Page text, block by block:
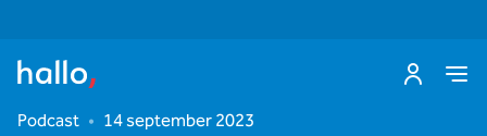
Podcast • 14 september 2023